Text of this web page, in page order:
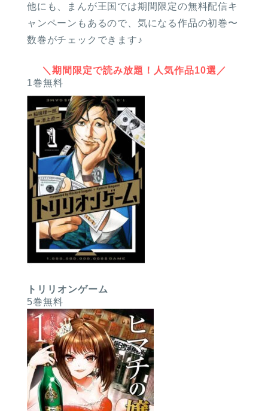
他にも、まんが王国では期間限定の無料配信キ
ャンペーンもあるので、気になる作品の初巻〜
数巻がチェックできます♪
＼期間限定で読み放題！人気作品10選／
1巻無料
トリリオンゲーム
5巻無料